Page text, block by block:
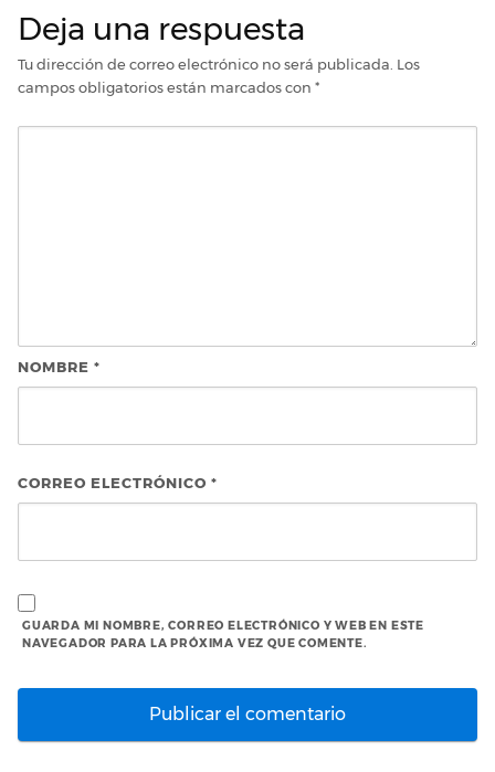
Deja una respuesta
Tu dirección de correo electrónico no será publicada. Los
campos obligatorios están marcados con *
NOMBRE *
CORREO ELECTRÓNICO *
GUARDA MI NOMBRE, CORREO ELECTRÓNICO Y WEB EN ESTE
NAVEGADOR PARA LA PRÓXIMA VEZ QUE COMENTE.